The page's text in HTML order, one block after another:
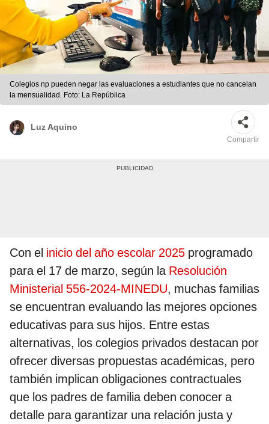
Colegios np pueden negar las evaluaciones a estudiantes que no cancelan
la mensualidad. Foto: La República
Luz Aquino
Compartir
Con el inicio del año escolar 2025 programado
para el 17 de marzo, según la Resolución
Ministerial 556-2024-MINEDU, muchas familias
se encuentran evaluando las mejores opciones
educativas para sus hijos. Entre estas
alternativas, los colegios privados destacan por
ofrecer diversas propuestas académicas, pero
también implican obligaciones contractuales
que los padres de familia deben conocer a
detalle para garantizar una relación justa y